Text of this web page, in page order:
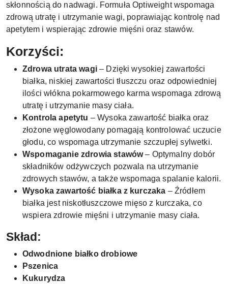
skłonnością do nadwagi. Formuła Optiweight wspomaga
zdrową utratę i utrzymanie wagi, poprawiając kontrolę nad
apetytem i wspierając zdrowie mięśni oraz stawów.
Korzyści:
Zdrowa utrata wagi– Dzięki wysokiej zawartości
białka, niskiej zawartości tłuszczu oraz odpowiedniej
ilości włókna pokarmowego karma wspomaga zdrową
utratę i utrzymanie masy ciała.
Kontrola apetytu – Wysoka zawartość białka oraz
złożone węglowodany pomagają kontrolować uczucie
głodu, co wspomaga utrzymanie szczupłej sylwetki.
Wspomaganie zdrowia stawów– Optymalny dobór
składników odżywczych pozwala na utrzymanie
zdrowych stawów, a także wspomaga spalanie kalorii.
Wysoka zawartość białka z kurczaka – Źródłem
białka jest niskotłuszczowe mięso z kurczaka, co
wspiera zdrowie mięśni i utrzymanie masy ciała.
Skład:
Odwodnione białko drobiowe
Pszenica
Kukurydza